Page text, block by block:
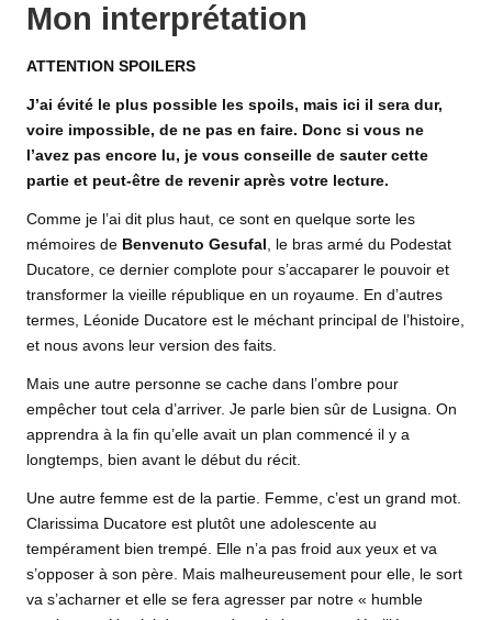
Mon interprétation
ATTENTION SPOILERS
J’ai évité le plus possible les spoils, mais ici il sera dur,
voire impossible, de ne pas en faire. Donc si vous ne
l’avez pas encore lu, je vous conseille de sauter cette
partie et peut-être de revenir après votre lecture.
Comme je l’ai dit plus haut, ce sont en quelque sorte les
mémoires de Benvenuto Gesufal
, le bras armé du Podestat
Ducatore, ce dernier complote pour s’accaparer le pouvoir et
transformer la vieille république en un royaume. En d’autres
termes, Léonide Ducatore est le méchant principal de l’histoire,
et nous avons leur version des faits.
Mais une autre personne se cache dans l’ombre pour
empêcher tout cela d’arriver. Je parle bien sûr de Lusigna. On
apprendra à la fin qu’elle avait un plan commencé il y a
longtemps, bien avant le début du récit.
Une autre femme est de la partie. Femme, c’est un grand mot.
Clarissima Ducatore est plutôt une adolescente au
tempérament bien trempé. Elle n’a pas froid aux yeux et va
s’opposer à son père. Mais malheureusement pour elle, le sort
va s’acharner et elle se fera agresser par notre « humble